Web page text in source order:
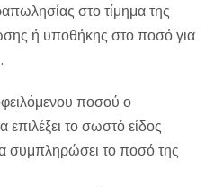
στο τίμημα της
ή υποθήκης στο ποσό για
ποσού ο
επιλέξει το σωστό είδος
συμπληρώσει το ποσό της